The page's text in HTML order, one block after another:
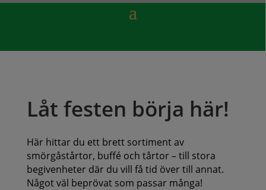
Låt festen börja här!
Här hittar du ett brett sortiment av
smörgåstårtor, buffé och tårtor – till stora
begivenheter där du vill få tid över till annat.
Något väl beprövat som passar många!